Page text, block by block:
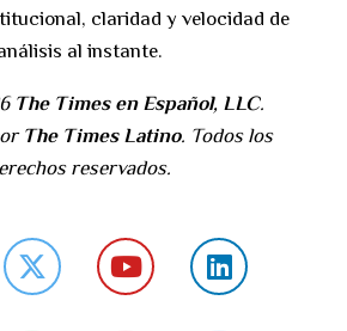
claridad y velocidad de
al instante.
The Times en Español, LLC.
The Times Latino. Todos los
reservados.